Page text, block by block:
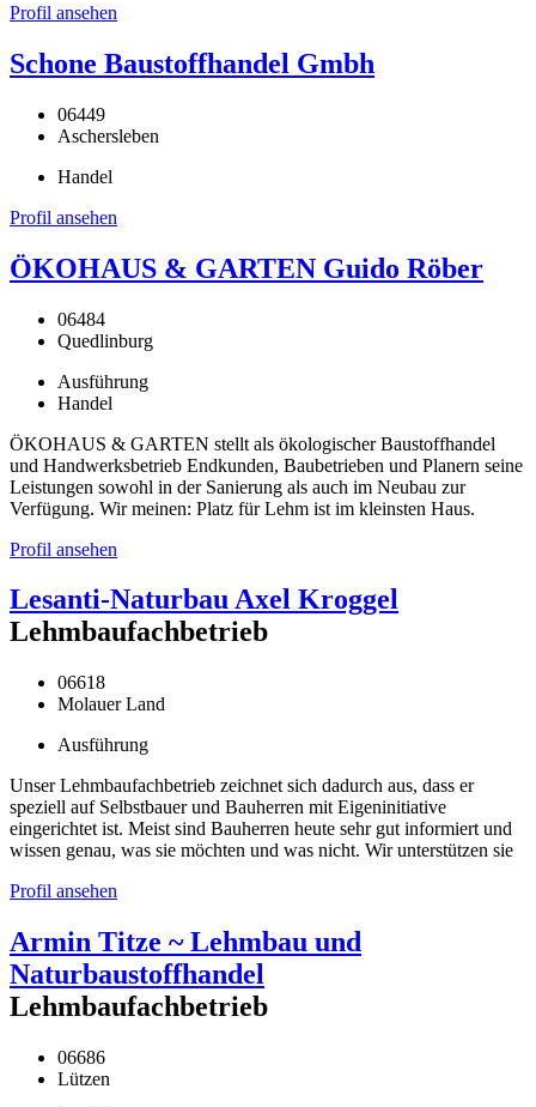
Profil ansehen
Schone Baustoffhandel Gmbh
06449
Aschersleben
Handel
Profil ansehen
ÖKOHAUS & GARTEN Guido Röber
06484
Quedlinburg
Ausführung
Handel
ÖKOHAUS & GARTEN stellt als ökologischer Baustoffhandel
und Handwerksbetrieb Endkunden, Baubetrieben und Planern seine
Leistungen sowohl in der Sanierung als auch im Neubau zur
Verfügung. Wir meinen: Platz für Lehm ist im kleinsten Haus.
Profil ansehen
Lesanti-Naturbau Axel Kroggel
Lehmbaufachbetrieb
06618
Molauer Land
Ausführung
Unser Lehmbaufachbetrieb zeichnet sich dadurch aus, dass er
speziell auf Selbstbauer und Bauherren mit Eigeninitiative
eingerichtet ist. Meist sind Bauherren heute sehr gut informiert und
wissen genau, was sie möchten und was nicht. Wir unterstützen sie
Profil ansehen
Armin Titze ~ Lehmbau und
Naturbaustoffhandel
Lehmbaufachbetrieb
06686
Lützen